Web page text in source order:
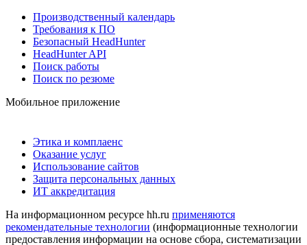
Производственный календарь
Требования к ПО
Безопасный HeadHunter
HeadHunter API
Поиск работы
Поиск по резюме
Мобильное приложение
Этика и комплаенс
Оказание услуг
Использование сайтов
Защита персональных данных
ИТ аккредитация
На информационном ресурсе hh.ru применяются
рекомендательные технологии (информационные технологии
предоставления информации на основе сбора, систематизации